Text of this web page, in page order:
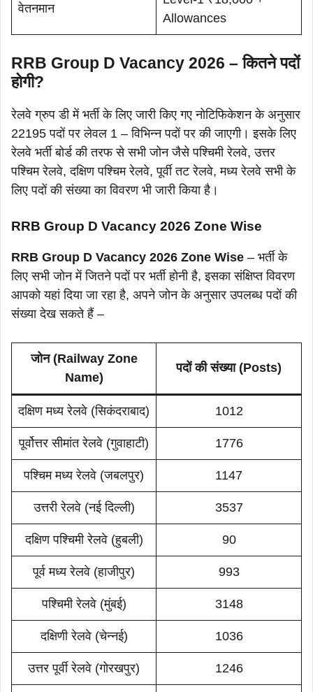
वेतनमान
Allowances
RRB Group D Vacancy 2026 – कितने पदों
होगी?
रेलवे ग्रुप डी में भर्ती के लिए जारी किए गए नोटिफिकेशन के अनुसार
22195 पदों पर लेवल 1 – विभिन्न पदों पर की जाएगी। इसके लिए
रेलवे भर्ती बोर्ड की तरफ से सभी जोन जैसे पश्चिमी रेलवे, उत्तर
पश्चिम रेलवे, दक्षिण पश्चिम रेलवे, पूर्वी तट रेलवे, मध्य रेलवे सभी के
लिए पदों की संख्या का विवरण भी जारी किया है।
RRB Group D Vacancy 2026 Zone Wise
RRB Group D Vacancy 2026 Zone Wise – भर्ती के
लिए सभी जोन में जितने पदों पर भर्ती होनी है, इसका संक्षिप्त विवरण
आपको यहां दिया जा रहा है, अपने जोन के अनुसार उपलब्ध पदों की
संख्या देख सकते हैं –
जोन (Railway Zone
Name)
पदों की संख्या (Posts)
दक्षिण मध्य रेलवे (सिकंदराबाद) 1012
पूर्वोत्तर सीमांत रेलवे (गुवाहाटी) 1776
पश्चिम मध्य रेलवे (जबलपुर) 1147
उत्तरी रेलवे (नई दिल्ली) 3537
दक्षिण पश्चिमी रेलवे (हुबली) 90
पूर्व मध्य रेलवे (हाजीपुर) 993
पश्चिमी रेलवे (मुंबई) 3148
दक्षिणी रेलवे (चेन्नई) 1036
उत्तर पूर्वी रेलवे (गोरखपुर) 1246